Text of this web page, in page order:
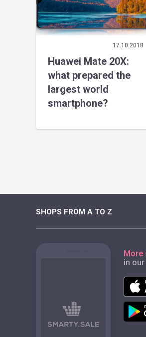
17.10.2018
Huawei Mate 20X:
what prepared the
largest world
smartphone?
SHOPS FROM A TO Z
More
in